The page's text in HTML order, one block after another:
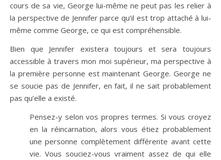
cours de sa vie, George lui-même ne peut pas les relier à
la perspective de Jennifer parce qu’il est trop attaché à lui-
même comme George, ce qui est compréhensible.
Bien que Jennifer existera toujours et sera toujours
accessible à travers mon moi supérieur, ma perspective à
la première personne est maintenant George. George ne
se soucie pas de Jennifer, en fait, il ne sait probablement
pas qu’elle a existé.
Pensez-y selon vos propres termes. Si vous croyez
en la réincarnation, alors vous étiez probablement
une personne complètement différente avant cette
vie. Vous souciez-vous vraiment assez de qui elle